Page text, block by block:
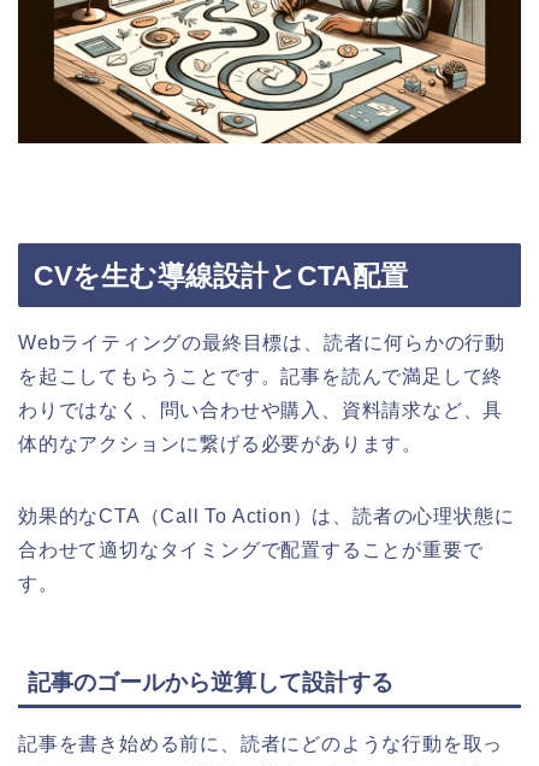
CVを生む導線設計とCTA配置
Webライティングの最終目標は、読者に何らかの行動
を起こしてもらうことです。記事を読んで満足して終
わりではなく、問い合わせや購入、資料請求など、具
体的なアクションに繋げる必要があります。
効果的なCTA（Call To Action）は、読者の心理状態に
合わせて適切なタイミングで配置することが重要で
す。
記事のゴールから逆算して設計する
記事を書き始める前に、読者にどのような行動を取っ